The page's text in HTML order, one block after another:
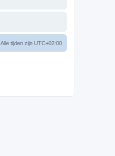
Alle tijden zijn UTC+02:00